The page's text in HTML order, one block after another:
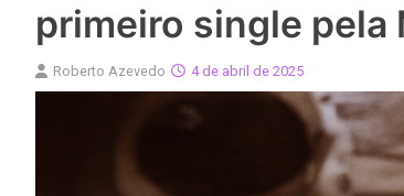
primeiro single pela
Roberto Azevedo 4 de abril de 2025